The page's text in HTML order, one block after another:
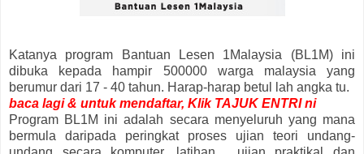
Katanya program Bantuan Lesen 1Malaysia (BL1M) ini
dibuka kepada hampir 500000 warga malaysia yang
berumur dari 17 - 40 tahun. Harap-harap betul lah angka tu.
baca lagi & untuk mendaftar, Klik TAJUK ENTRI ni
Program BL1M ini adalah secara menyeluruh yang mana
bermula daripada peringkat proses ujian teori undang-